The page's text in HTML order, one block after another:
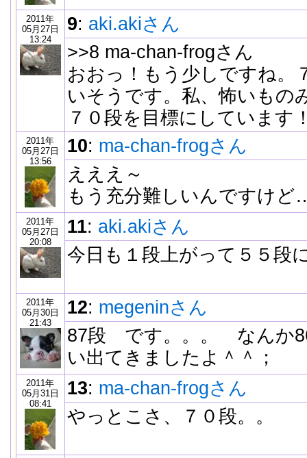
2011年
05月27日
13:24
9: aki.akiさん
>>8 ma-chan-frogさん
おおっ！もう少しですね。
いそうです。私、怖いもの
７０段を目標にしています
2011年
05月27日
13:56
10: ma-chan-frogさん
えええ～
もう充分難しいんですけ
2011年
05月27日
20:08
11: aki.akiさん
今日も１段上がって５５段
2011年
05月30日
21:43
12: megeninさん
87段 です。。。 なんか
い出てきましたよ＾＾；
2011年
05月31日
08:41
13: ma-chan-frogさん
やっとこさ、７０段。。